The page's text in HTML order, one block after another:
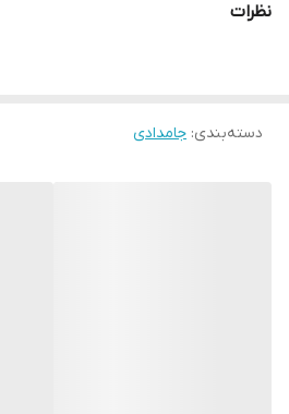
نظرات
دسته‌بندی: جامدادی